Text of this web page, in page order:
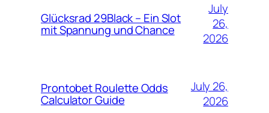
Glücksrad 29Black – Ein Slot
mit Spannung und Chance
July
26,
2026
Prontobet Roulette Odds
Calculator Guide
July 26,
2026